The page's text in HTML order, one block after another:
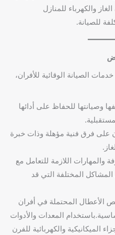
والكهرباء للمنازل
للصيانة.
الصيانة الوقائية للأفران،
وصيانتها للحفاظ على أدائها
على فرق فنية مؤهلة وذات خبرة
والمهارات اللازمة للتعامل مع
المختلفة التي قد
الأعطال المحتملة في أفران
المعدات والأدوات
الميكانيكية والكهربائية للفرن